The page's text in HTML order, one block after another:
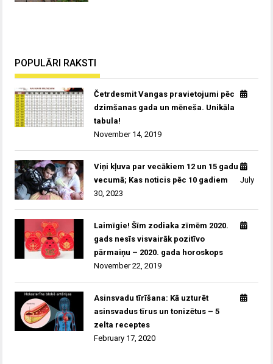
POPULĀRI RAKSTI
Četrdesmit Vangas pravietojumi pēc
dzimšanas gada un mēneša. Unikāla
tabula!
November 14, 2019
Viņi kļuva par vecākiem 12 un 15 gadu
vecumā; Kas noticis pēc 10 gadiem
July
30, 2023
Laimīgie! Šīm zodiaka zīmēm 2020.
gads nesīs visvairāk pozitīvo
pārmaiņu – 2020. gada horoskops
November 22, 2019
Asinsvadu tīrīšana: Kā uzturēt
asinsvadus tīrus un tonizētus – 5
zelta receptes
February 17, 2020